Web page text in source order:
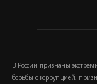
В России признаны
борьбы с коррупцией,